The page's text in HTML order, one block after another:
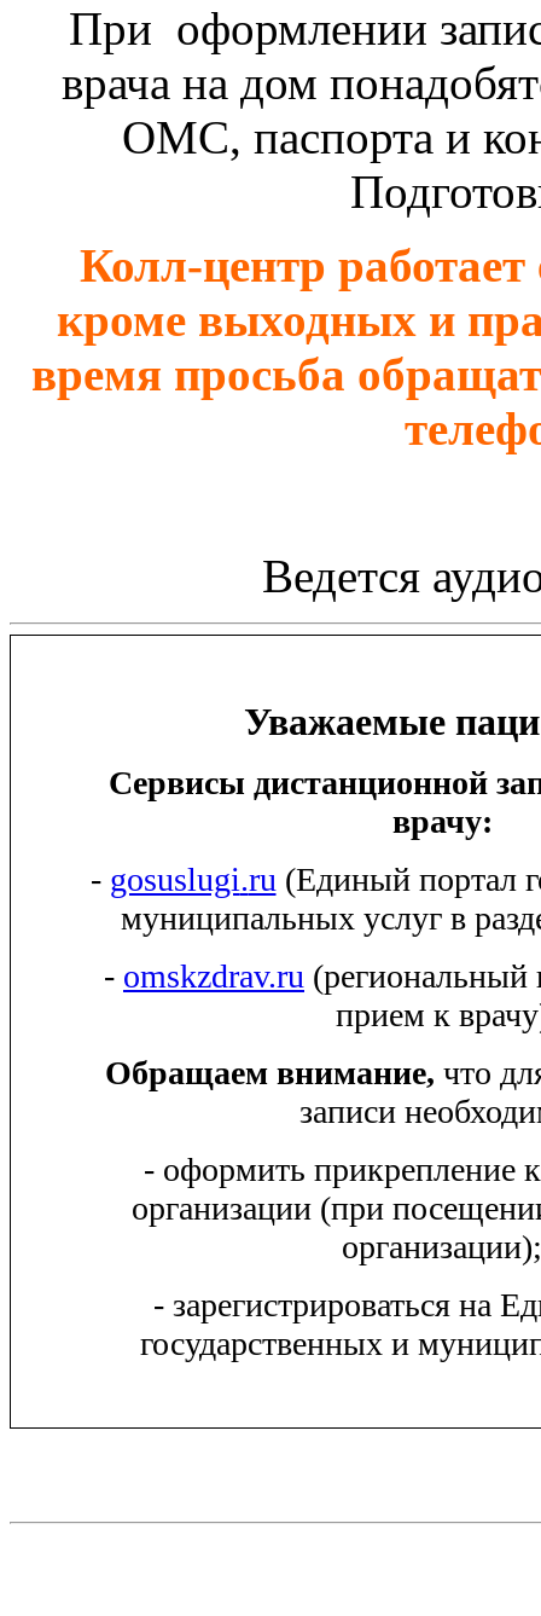
При оформлении
врача на дом
ОМС, паспорта и
Колл-центр работает
кроме выходных и
время просьба
Ведется
Уважаемые
Сервисы дистанционной
врачу:
- gosuslugi.ru (Единый портал
муниципальных услуг в
- omskzdrav.ru (региональный
прием к
Обращаем внимание, что
записи
- оформить прикрепление
организации (при
организации);
- зарегистрироваться на
государственных и